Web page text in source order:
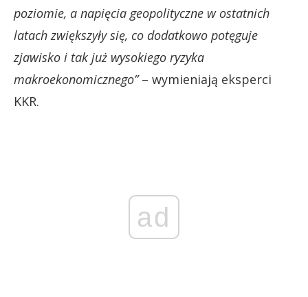
poziomie, a napięcia geopolityczne w ostatnich
latach zwiększyły się, co dodatkowo potęguje
zjawisko i tak już wysokiego ryzyka
makroekonomicznego”– wymieniają eksperci
KKR.
ad